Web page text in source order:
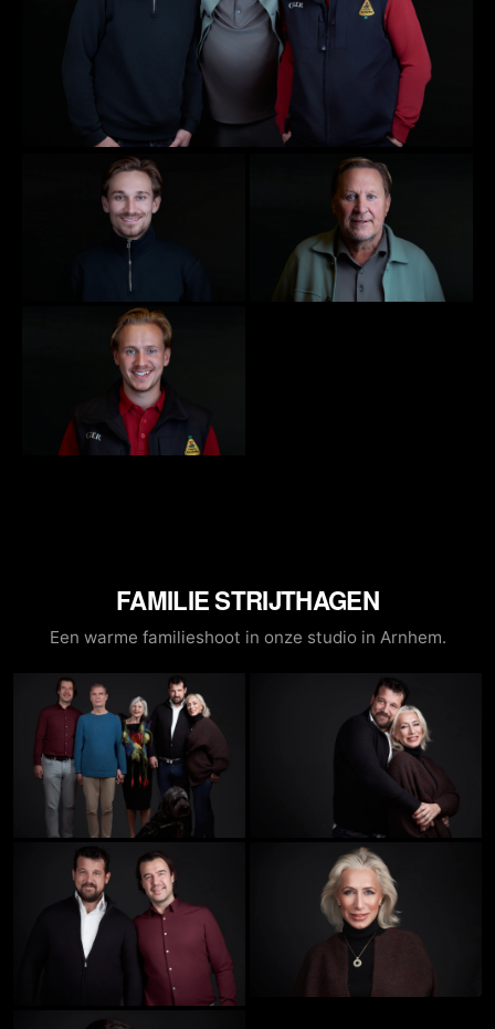
FAMILIE STRIJTHAGEN
Een warme familieshoot in onze studio in Arnhem.